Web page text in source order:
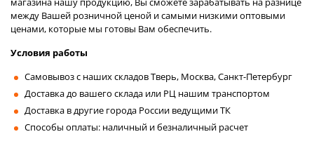
между Вашей розничной ценой и самыми низкими оптовыми
ценами, которые мы готовы Вам обеспечить.
Условия работы
Самовывоз с наших складов Тверь, Москва, Санкт-Петербург
Доставка до вашего склада или РЦ нашим транспортом
Доставка в другие города России ведущими ТК
Способы оплаты: наличный и безналичный расчет